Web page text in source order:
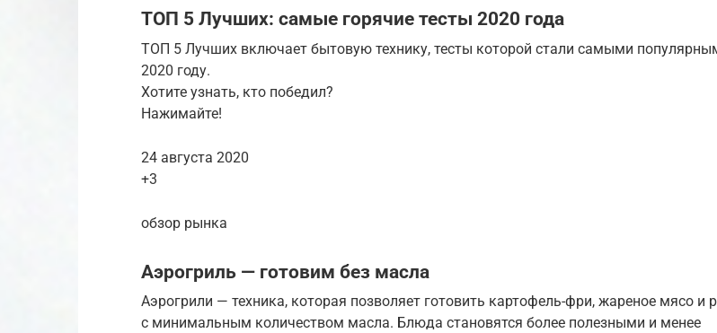
ТОП 5 Лучших: самые горячие тесты 2020 года
ТОП 5 Лучших включает бытовую технику, тесты которой стали самыми
2020 году.
Хотите узнать, кто победил?
Нажимайте!
24 августа 2020
+3
обзор рынка
Аэрогриль — готовим без масла
Аэрогрили — техника, которая позволяет готовить картофель-фри, жареное мясо и
с минимальным количеством масла. Блюда становятся более полезными и менее